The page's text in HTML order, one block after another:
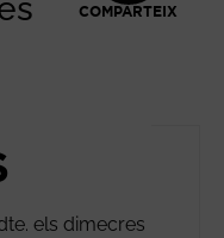
COMPARTEIX
els dimecres